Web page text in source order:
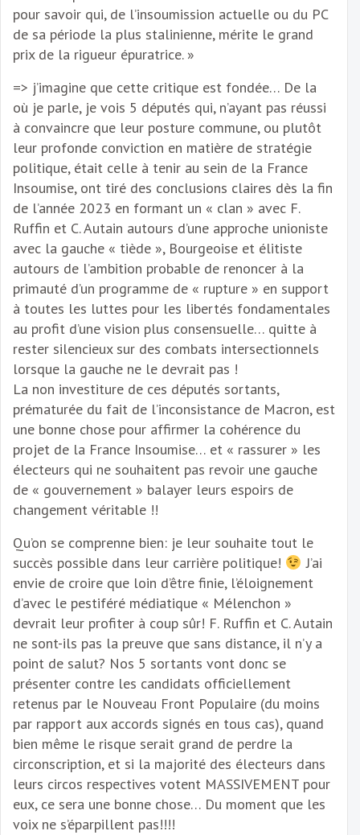
pour savoir qui, de l’insoumission actuelle ou du PC
de sa période la plus stalinienne, mérite le grand
prix de la rigueur épuratrice. »
=> j’imagine que cette critique est fondée… De la
où je parle, je vois 5 députés qui, n’ayant pas réussi
à convaincre que leur posture commune, ou plutôt
leur profonde conviction en matière de stratégie
politique, était celle à tenir au sein de la France
Insoumise, ont tiré des conclusions claires dès la fin
de l’année 2023 en formant un « clan » avec F.
Ruffin et C. Autain autours d’une approche unioniste
avec la gauche « tiède », Bourgeoise et élitiste
autours de l’ambition probable de renoncer à la
primauté d’un programme de « rupture » en support
à toutes les luttes pour les libertés fondamentales
au profit d’une vision plus consensuelle… quitte à
rester silencieux sur des combats intersectionnels
lorsque la gauche ne le devrait pas !
La non investiture de ces députés sortants,
prématurée du fait de l’inconsistance de Macron, est
une bonne chose pour affirmer la cohérence du
projet de la France Insoumise… et « rassurer » les
électeurs qui ne souhaitent pas revoir une gauche
de « gouvernement » balayer leurs espoirs de
changement véritable !!
Qu’on se comprenne bien: je leur souhaite tout le
succès possible dans leur carrière politique!
J’ai
envie de croire que loin d’être finie, l’éloignement
d’avec le pestiféré médiatique « Mélenchon »
devrait leur profiter à coup sûr! F. Ruffin et C. Autain
ne sont-ils pas la preuve que sans distance, il n’y a
point de salut? Nos 5 sortants vont donc se
présenter contre les candidats officiellement
retenus par le Nouveau Front Populaire (du moins
par rapport aux accords signés en tous cas), quand
bien même le risque serait grand de perdre la
circonscription, et si la majorité des électeurs dans
leurs circos respectives votent MASSIVEMENT pour
eux, ce sera une bonne chose… Du moment que les
voix ne s’éparpillent pas!!!!